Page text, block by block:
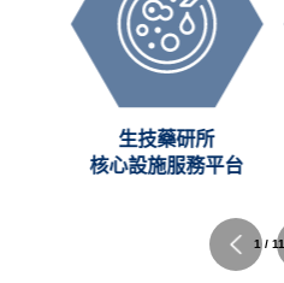
生技藥研所
核心設施服務平台
2 / 11